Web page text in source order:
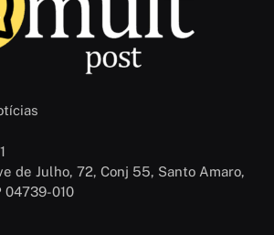
de Julho, 72, Conj 55, Santo Amaro,
04739-010